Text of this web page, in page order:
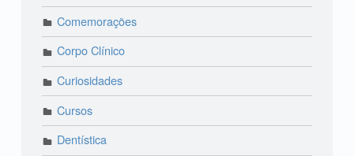
Comemorações
Corpo Clínico
Curiosidades
Cursos
Dentística